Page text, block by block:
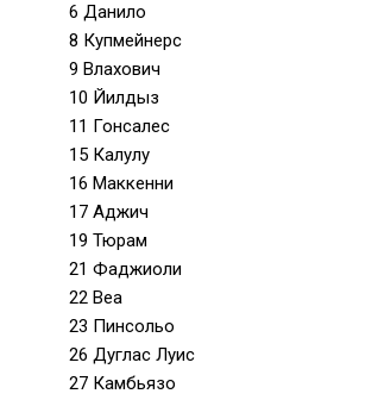
6 Данило
8 Купмейнерс
9 Влахович
10 Йилдыз
11 Гонсалес
15 Калулу
16 Маккенни
17 Аджич
19 Тюрам
21 Фаджиоли
22 Веа
23 Пинсольо
26 Дуглас Луис
27 Камбьязо